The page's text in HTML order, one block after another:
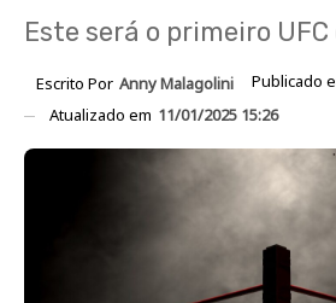
Este será o primeiro UFC
Escrito Por Anny Malagolini Publicado
Atualizado em 11/01/2025 15:26